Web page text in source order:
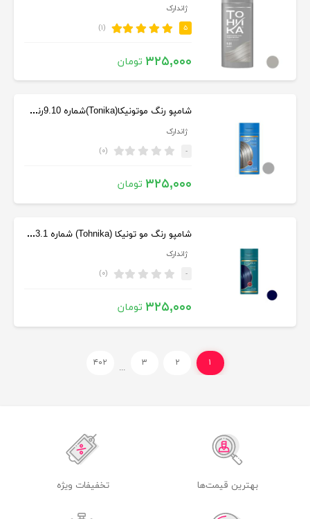
ژاندارک
۵ (۱)
۳۲۵,۰۰۰ تومان
شامپو رنگ موتونیکا(Tonika)شماره 9.10رنگ سنگ کوارتزدودی حجم150 میل
ژاندارک
- (۰)
۳۲۵,۰۰۰ تومان
شامپو رنگ مو تونیکا (Tohnika) شماره 3.1 رنگ آلو وحشی حجم 150 میلی
ژاندارک
- (۰)
۳۲۵,۰۰۰ تومان
۱ ۲ ۳ ... ۴۰۲
بهترین قیمت‌ها تخفیفات ویژه